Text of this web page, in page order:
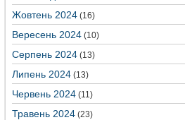
Жовтень 2024 (16)
Вересень 2024 (10)
Серпень 2024 (13)
Липень 2024 (13)
Червень 2024 (11)
Травень 2024 (23)